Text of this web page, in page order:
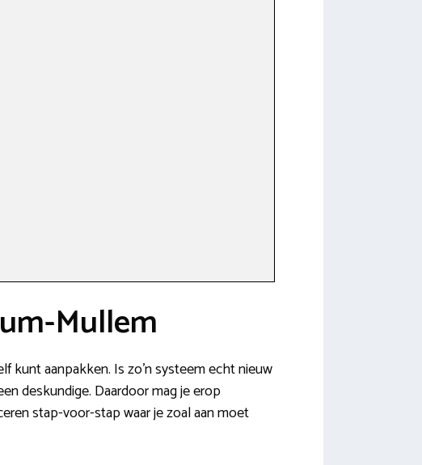
Mullem
kunt aanpakken. Is zo’n systeem echt nieuw
deskundige. Daardoor mag je erop
stap-voor-stap waar je zoal aan moet